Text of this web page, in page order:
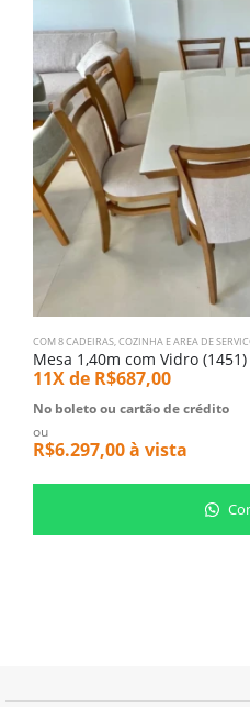
COM 8 CADEIRAS,COZINHA E AREA DE
11X de R$687,00
No boleto ou cartão de crédito
ou
R$6.297,00à vista